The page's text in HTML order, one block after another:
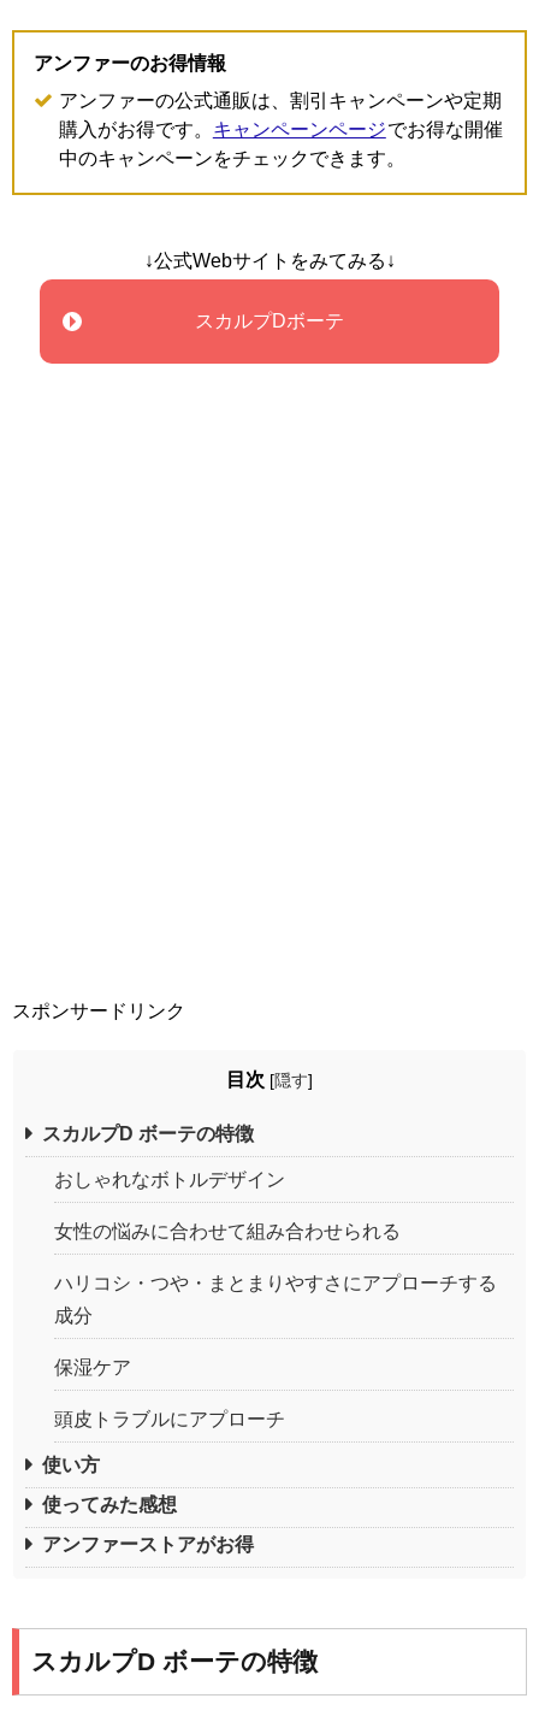
アンファーのお得情報
アンファーの公式通販は、割引キャンペーンや定期
購入がお得です。 キャンペーンページでお得な開催
中のキャンペーンをチェックできます。
↓公式Webサイトをみてみる↓
スカルプDボーテ
スポンサードリンク
目次 [隠す]
スカルプD ボーテの特徴
おしゃれなボトルデザイン
女性の悩みに合わせて組み合わせられる
ハリコシ・つや・まとまりやすさにアプローチする
成分
保湿ケア
頭皮トラブルにアプローチ
使い方
使ってみた感想
アンファーストアがお得
スカルプD ボーテの特徴